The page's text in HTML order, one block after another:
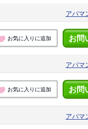
アパマ
お気に入りに追加 お問
アパマ
お気に入りに追加 お問
アパマ